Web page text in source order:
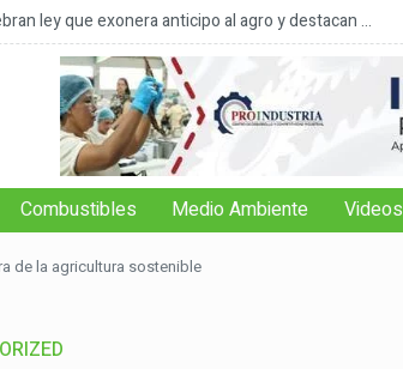
ley que exonera anticipo al agro y destacan ...
Combustibles Medio Ambiente Videos
de la agricultura sostenible